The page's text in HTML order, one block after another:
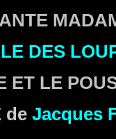
DES
ET LE
de Jacques